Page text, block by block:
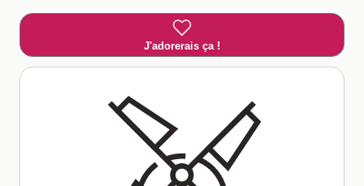
J'adorerais ça !